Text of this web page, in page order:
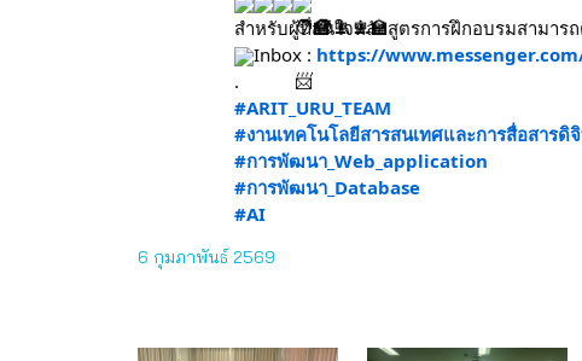
สำหรับผู้ที่สนใจหลักสูตรการฝึกอบรมสามา
Inbox : https://
.
#ARIT_URU_TEAM
#งานเทคโนโลยีสารสนเทศและการสื่อสารดิ
#การพัฒนา_Web_application
#การพัฒนา_Database
#AI
6 กุมภาพันธ์ 2569